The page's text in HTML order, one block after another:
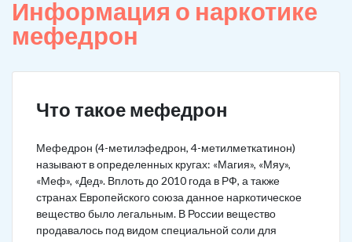
Информация о наркотике
мефедрон
Что такое мефедрон
Мефедрон (4-метилэфедрон, 4-метилметкатинон)
называют в определенных кругах: «Магия», «Мяу»,
«Меф», «Дед». Вплоть до 2010 года в РФ, а также
странах Европейского союза данное наркотическое
вещество было легальным. В России вещество
продавалось под видом специальной соли для